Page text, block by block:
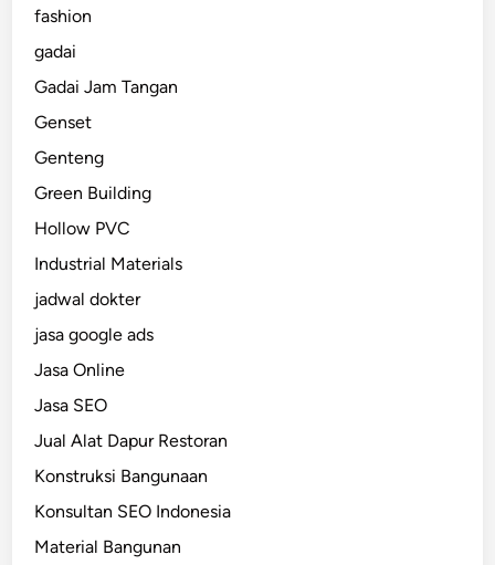
fashion
gadai
Gadai Jam Tangan
Genset
Genteng
Green Building
Hollow PVC
Industrial Materials
jadwal dokter
jasa google ads
Jasa Online
Jasa SEO
Jual Alat Dapur Restoran
Konstruksi Bangunaan
Konsultan SEO Indonesia
Material Bangunan